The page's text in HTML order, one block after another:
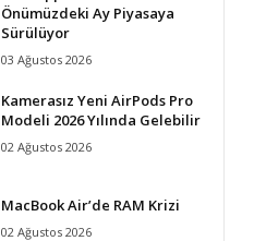
Önümüzdeki Ay Piyasaya
Sürülüyor
03 Ağustos 2026
Kamerasız Yeni AirPods Pro
Modeli 2026 Yılında Gelebilir
02 Ağustos 2026
MacBook Air’de RAM Krizi
02 Ağustos 2026